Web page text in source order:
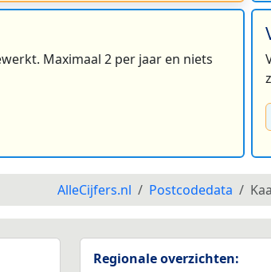
Maximaal 2 per jaar en niets
AlleCijfers.nl Postcodedata
Regionale overzichten: